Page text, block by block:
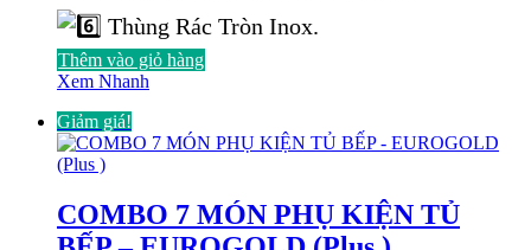
Thùng Rác Tròn Inox.
Thêm vào giỏ hàng
Xem Nhanh
Giảm giá!
COMBO 7 MÓN PHỤ KIỆN TỦ